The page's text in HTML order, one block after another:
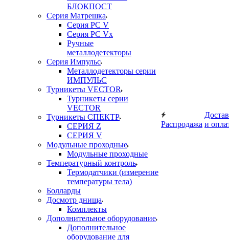
БЛОКПОСТ
Серия Матрешка
Серия PC V
Серия PC Vx
Ручные
металлодетекторы
Серия Импульс
Металлодетекторы серии
ИМПУЛЬС
Турникеты VECTOR
Турникеты серии
VECTOR
Турникеты СПЕКТР
СЕРИЯ Z
СЕРИЯ V
Модульные проходные
Модульные проходные
Температурный контроль
Термодатчики (измерение
температуры тела)
Болларды
Досмотр днища
Комплекты
Дополнительное оборудование
Дополнительное
оборудование для
Распродажа и